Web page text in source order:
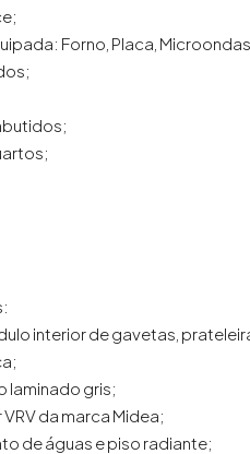
Forno, Placa,
interior de gavetas,
laminado gris;
da marca Midea;
de águas e piso radiante;